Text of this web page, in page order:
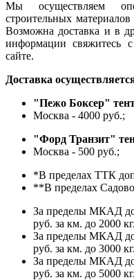
Мы осуществляем
строительных
Возможна доставка и в
информации свяжитесь
сайте.
Доставка
"Пежо Боксер"
Москва - 4000 руб.;
"Форд Транзит"
Москва - 500 руб.;
*В пределах ТТК
**В пределах
За пределы МКАД до
руб. за км. до 2000 кг.
За пределы МКАД до
руб. за км. до 3000 кг.
За пределы МКАД до
руб. за км. до 5000 кг.